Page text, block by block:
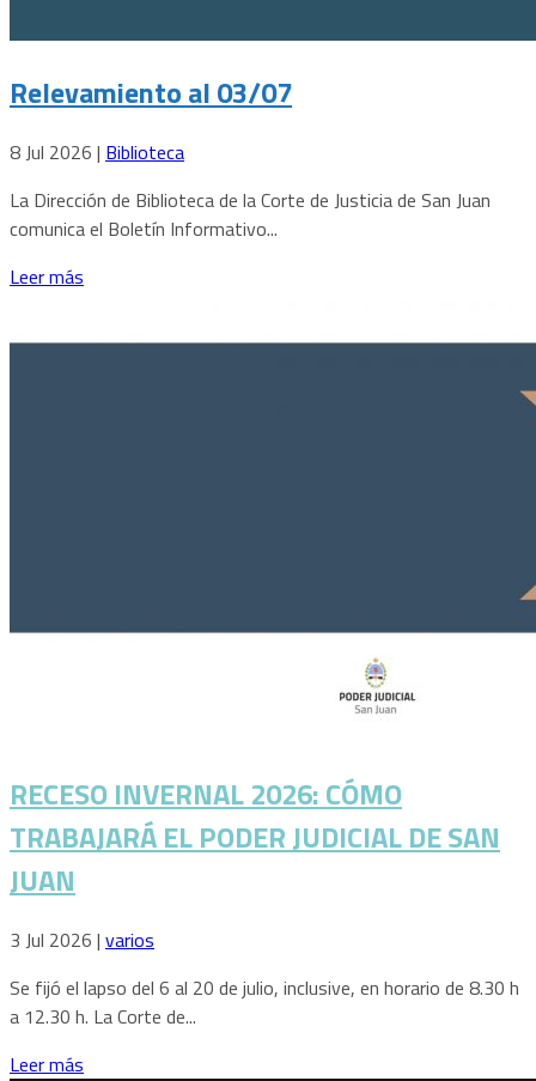
Relevamiento al 03/07
8 Jul 2026 | Biblioteca
La Dirección de Biblioteca de la Corte de Justicia de San Juan
comunica el Boletín Informativo...
Leer más
RECESO INVERNAL 2026: CÓMO
TRABAJARÁ EL PODER JUDICIAL DE SAN
JUAN
3 Jul 2026 | varios
Se fijó el lapso del 6 al 20 de julio, inclusive, en horario de 8.30 h
a 12.30 h. La Corte de...
Leer más